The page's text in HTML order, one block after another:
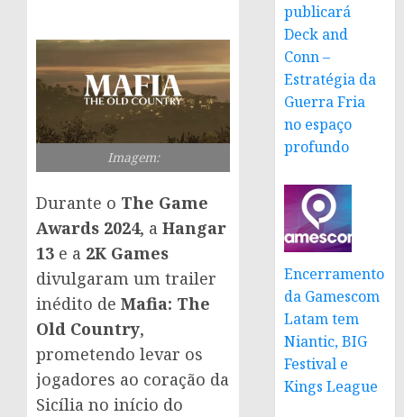
Imagem:
Durante o The Game
Awards 2024, a Hangar
13 e a 2K Games
divulgaram um trailer
inédito de Mafia: The
Old Country,
prometendo levar os
jogadores ao coração da
Sicília no início do
publicará
Deck and
Conn –
Estratégia da
Guerra Fria
no espaço
profundo
Encerramento
da Gamescom
Latam tem
Niantic, BIG
Festival e
Kings League